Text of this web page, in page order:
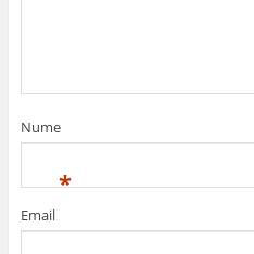
Nume
*
Email